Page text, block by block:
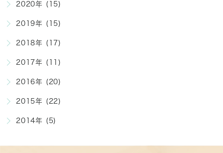
2020年 (15)
2019年 (15)
2018年 (17)
2017年 (11)
2016年 (20)
2015年 (22)
2014年 (5)